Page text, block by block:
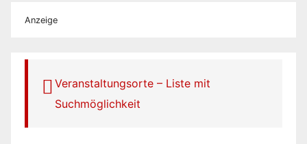
Anzeige
Veranstaltungsorte – Liste mit
Suchmöglichkeit